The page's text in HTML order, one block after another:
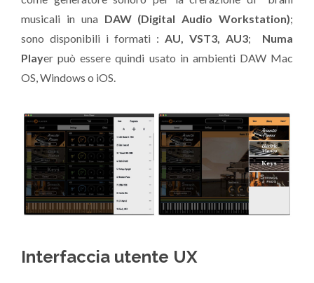
musicali in una DAW (Digital Audio Workstation);
sono disponibili i formati : AU, VST3, AU3; Numa
Player può essere quindi usato in ambienti DAW Mac
OS, Windows o iOS.
Interfaccia utente UX